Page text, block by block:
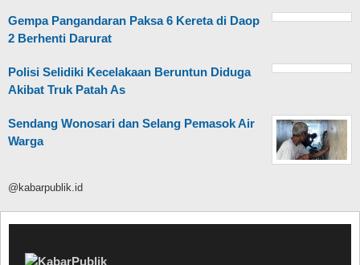
Gempa Pangandaran Paksa 6 Kereta di Daop
2 Berhenti Darurat
Polisi Selidiki Kecelakaan Beruntun Diduga
Akibat Truk Patah As
Sendang Wonosari dan Selang Pemasok Air
Warga
@kabarpublik.id